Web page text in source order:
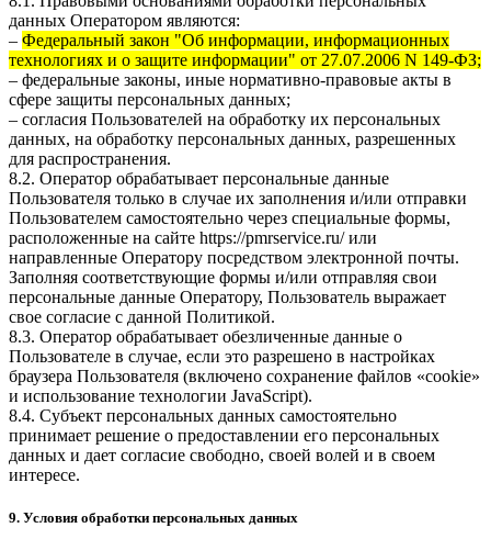
данных Оператором являются:
– Федеральный закон "Об информации, информационных
технологиях и о защите информации" от 27.07.2006 N 149-ФЗ;
– федеральные законы, иные нормативно-правовые акты в
сфере защиты персональных данных;
– согласия Пользователей на обработку их персональных
данных, на обработку персональных данных, разрешенных
для распространения.
8.2. Оператор обрабатывает персональные данные
Пользователя только в случае их заполнения и/или отправки
Пользователем самостоятельно через специальные формы,
расположенные на сайте https://pmrservice.ru/или
направленные Оператору посредством электронной почты.
Заполняя соответствующие формы и/или отправляя свои
персональные данные Оператору, Пользователь выражает
свое согласие с данной Политикой.
8.3. Оператор обрабатывает обезличенные данные о
Пользователе в случае, если это разрешено в настройках
браузера Пользователя (включено сохранение файлов «cookie»
и использование технологии JavaScript).
8.4. Субъект персональных данных самостоятельно
принимает решение о предоставлении его персональных
данных и дает согласие свободно, своей волей и в своем
интересе.
9. Условия обработки персональных данных